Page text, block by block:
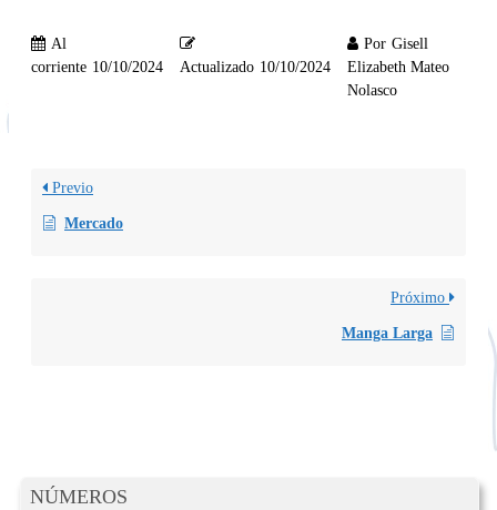
NÚMEROS
Al
corriente 10/10/2024 Actualizado 10/10/2024
Por Gisell
Elizabeth Mateo
Nolasco
Previo
Mercado
Próximo
Manga Larga